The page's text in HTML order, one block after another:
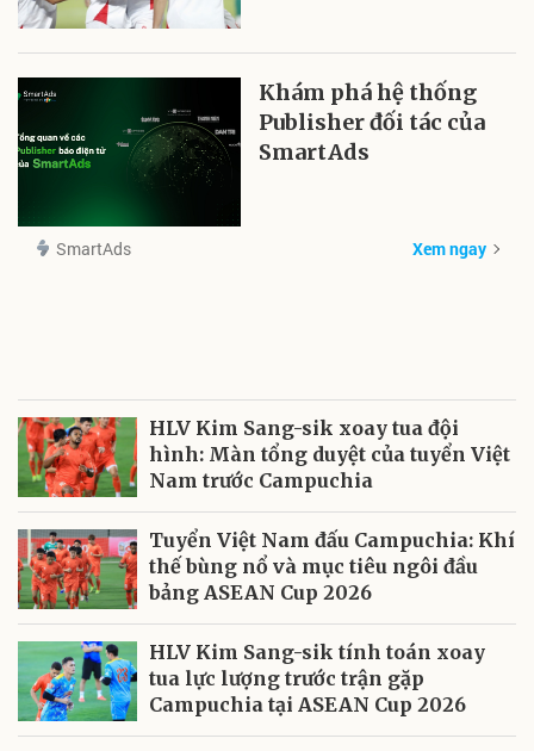
Khám phá hệ thống
Publisher đối tác của
SmartAds
SmartAds Xem ngay
HLV Kim Sang-sik xoay tua đội
hình: Màn tổng duyệt của tuyển Việt
Nam trước Campuchia
Tuyển Việt Nam đấu Campuchia: Khí
thế bùng nổ và mục tiêu ngôi đầu
bảng ASEAN Cup 2026
HLV Kim Sang-sik tính toán xoay
tua lực lượng trước trận gặp
Campuchia tại ASEAN Cup 2026